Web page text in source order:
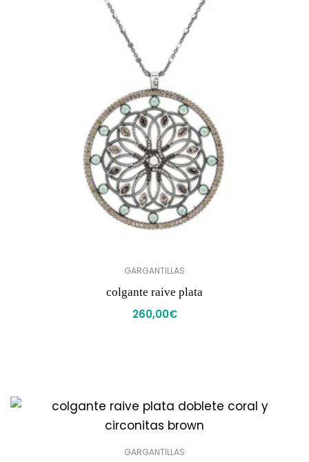
GARGANTILLAS
colgante raive plata
260,00€
GARGANTILLAS